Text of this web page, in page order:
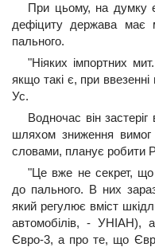
При цьому, на думку
дефіциту держава має
пального.
"Ніяких імпортних
якщо такі є, при ввезенні
Ус.
Водночас він
шляхом зниження
словами, планує робити
"Це вже не секрет, що
до пального. В них
який регулює вміст
автомобілів, - УНІАН),
Євро-3, а про те, що